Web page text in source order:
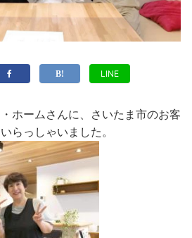
LINE
ホームさんに、さいたま市のお客
らっしゃいました。